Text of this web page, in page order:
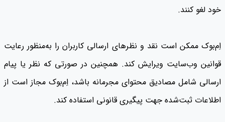
خود لغو کنند.
اِم‌بوک ممکن است نقد و نظرهای ارسالی کاربران را به‌منظور رعایت
قوانین وب‌سایت ویرایش کند. همچنین در صورتی که نظر یا پیام
ارسالی شامل مصادیق محتوای مجرمانه باشد، اِم‌بوک مجاز است از
اطلاعات ثبت‌شده جهت پیگیری قانونی استفاده کند.